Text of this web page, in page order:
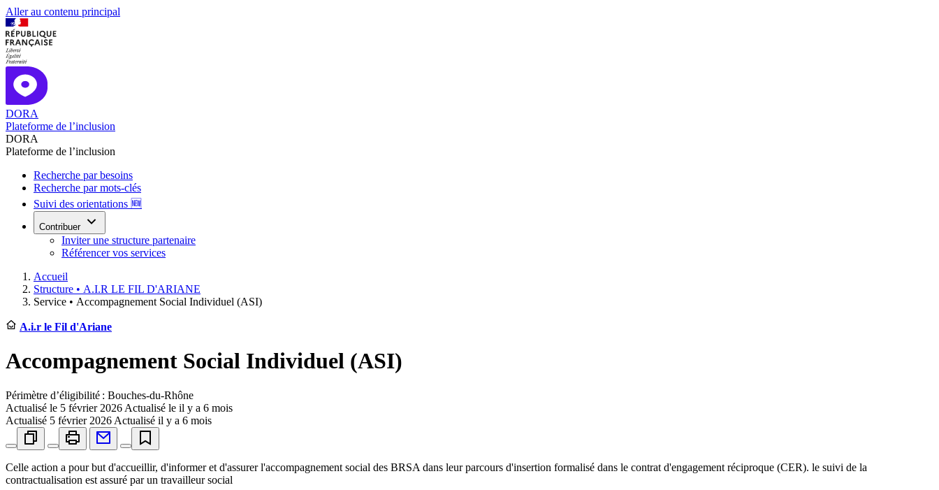
Aller au contenu principal
DORA
Plateforme de l’inclusion
DORA
Plateforme de l’inclusion
Recherche par besoins
Recherche par mots-clés
Suivi des orientations 🆕
Contribuer
Inviter une structure partenaire
Référencer vos services
Accueil
Structure • A.I.R LE FIL D'ARIANE
Service • Accompagnement Social Individuel (ASI)
A.i.r le Fil d'Ariane
Accompagnement Social Individuel (ASI)
Périmètre d’éligibilité : Bouches-du-Rhône
Actualisé le 5 février 2026 Actualisé le il y a 6 mois
Actualisé 5 février 2026 Actualisé il y a 6 mois
Celle action a pour but d'accueillir, d'informer et d'assurer l'accompagnement social des BRSA dans leur parcours d'insertion formalisé dans le contrat d'engagement réciproque (CER). le suivi de la
contractualisation est assuré par un travailleur social